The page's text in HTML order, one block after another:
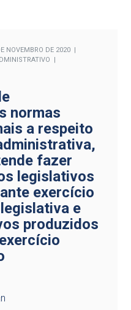
NOVEMBRO DE 2020
normas
a respeito
fazer
legislativos
exercício
e
produzidos